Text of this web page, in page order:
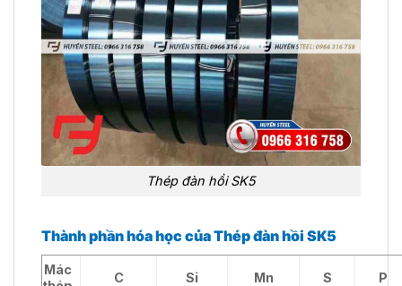
Thép đàn hồi SK5
Thành phần hóa học của Thép đàn hồi SK5
Mác
C Si Mn S P